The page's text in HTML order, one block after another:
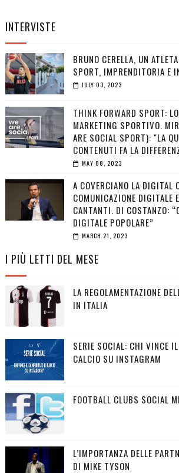
INTERVISTE
BRUNO CERELLA, UN
SPORT, IMPRENDITORIA E
JULY 03, 2023
THINK FORWARD SPORT:
MARKETING SPORTIVO.
ARE SOCIAL SPORT): "LA
CONTENUTI FA LA
MAY 08, 2023
A COVERCIANO LA DIGITAL
COMUNICAZIONE DIGITALE
CANTANTI. DI COSTANZO:
DIGITALE POPOLARE”
MARCH 21, 2023
I PIÙ LETTI DEL MESE
LA REGOLAMENTAZIONE
IN ITALIA
SERIE SOCIAL: CHI VINCE
CALCIO SU INSTAGRAM
FOOTBALL CLUBS SOCIAL
L’IMPORTANZA DELLE
DI MIKE TYSON